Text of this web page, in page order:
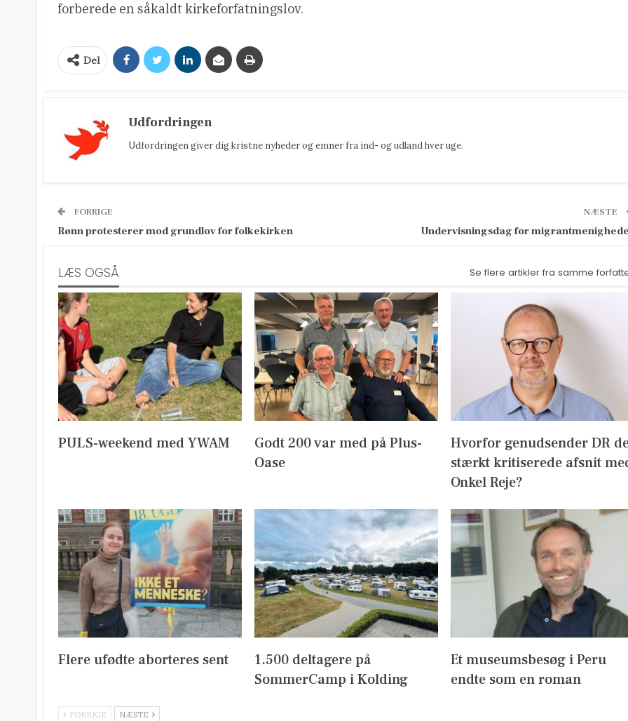
forberede en såkaldt kirkeforfatningslov.
Del
Udfordringen
Udfordringen giver dig kristne nyheder og emner fra ind- og udland hver uge.
FORRIGE
Rønn protesterer mod grundlov for folkekirken
NÆSTE
Undervisningsdag for
LÆS OGSÅ Se flere artikler fra samme
PULS-weekend med YWAM
Godt 200 var med på Plus-
Oase
Hvorfor genudsender DR
stærkt kritiserede afsnit
Onkel Reje?
Flere ufødte aborteres sent
1.500 deltagere på
SommerCamp i Kolding
Et museumsbesøg i Peru
endte som en roman
FORRIGE NÆSTE